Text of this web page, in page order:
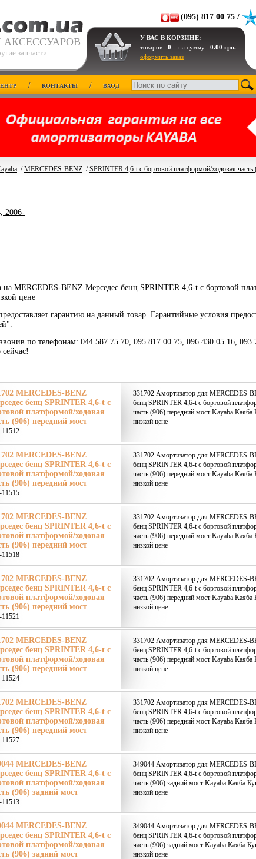
АКСЕССУАРОВ
запчасти
(095) 817 00 75 /
У ВАС В КОРЗИНЕ:
товаров: 0 на сумму: 0.00 грн.
оформить заказ
/ КОНТАКТЫ / ВХОД
/MERCEDES-BENZ /SPRINTER 4,6-t c бортовой платформой/ходовая часть
2006-
на MERCEDES-BENZ Мерседес бенц SPRINTER 4,6-t c бортовой
цене
гарантию на данный товар. Гарантийные условия
по телефонам: 044 587 75 70, 095 817 00 75, 096 430 05 16, 093
MERCEDES-BENZ
бенц SPRINTER 4,6-t c
платформой/ходовая
(906) передний мост
331702 Амортизатор для MERCEDES-
бенц SPRINTER 4,6-t c бортовой
часть (906) передний мост Kayaba Каяба
низкой цене
MERCEDES-BENZ
бенц SPRINTER 4,6-t c
платформой/ходовая
(906) передний мост
331702 Амортизатор для MERCEDES-
бенц SPRINTER 4,6-t c бортовой
часть (906) передний мост Kayaba Каяба
низкой цене
MERCEDES-BENZ
бенц SPRINTER 4,6-t c
платформой/ходовая
(906) передний мост
331702 Амортизатор для MERCEDES-
бенц SPRINTER 4,6-t c бортовой
часть (906) передний мост Kayaba Каяба
низкой цене
MERCEDES-BENZ
бенц SPRINTER 4,6-t c
платформой/ходовая
(906) передний мост
331702 Амортизатор для MERCEDES-
бенц SPRINTER 4,6-t c бортовой
часть (906) передний мост Kayaba Каяба
низкой цене
MERCEDES-BENZ
бенц SPRINTER 4,6-t c
платформой/ходовая
(906) передний мост
331702 Амортизатор для MERCEDES-
бенц SPRINTER 4,6-t c бортовой
часть (906) передний мост Kayaba Каяба
низкой цене
MERCEDES-BENZ
бенц SPRINTER 4,6-t c
платформой/ходовая
(906) передний мост
331702 Амортизатор для MERCEDES-
бенц SPRINTER 4,6-t c бортовой
часть (906) передний мост Kayaba Каяба
низкой цене
MERCEDES-BENZ
бенц SPRINTER 4,6-t c
платформой/ходовая
(906) задний мост
349044 Амортизатор для MERCEDES-
бенц SPRINTER 4,6-t c бортовой
часть (906) задний мост Kayaba Каяба
низкой цене
MERCEDES-BENZ
бенц SPRINTER 4,6-t c
платформой/ходовая
(906) задний мост
349044 Амортизатор для MERCEDES-
бенц SPRINTER 4,6-t c бортовой
часть (906) задний мост Kayaba Каяба
низкой цене